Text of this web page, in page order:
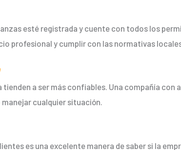
esté registrada y cuente con todos los
profesional y cumplir con las normativas
a ser más confiables. Una compañía
cualquier situación.
es una excelente manera de saber si la